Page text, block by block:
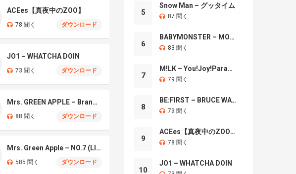
ACEes【真夜中のZOO】
78 聞く ダウンロード
JO1 – WHATCHA DOIN
73 聞く ダウンロード
Mrs. GREEN APPLE – Brand New
88 聞く ダウンロード
Mrs. Green Apple – NO.7 (LIVE)
585 聞く ダウンロード
5
Snow Man – グッタイム
87 聞く
6
BABYMONSTER – MOON
83 聞く
7
M!LK – You!Joy!Parade!
79 聞く
8
BE:FIRST – BRUCE WAYNE
79 聞く
9
ACEes【真夜中のZOO】
78 聞く
10
JO1 – WHATCHA DOIN